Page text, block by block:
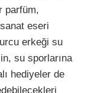
parfüm,
eseri
erkeği su
su sporlarına
hediyeler de